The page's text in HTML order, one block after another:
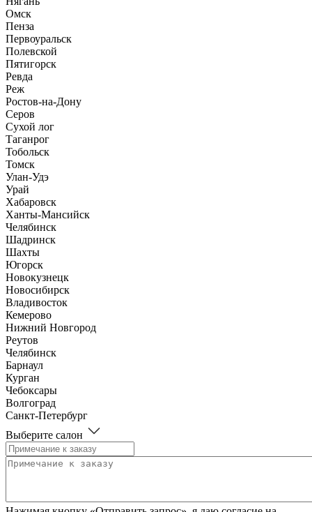
Омск
Пенза
Первоуральск
Полевской
Пятигорск
Ревда
Реж
Ростов-на-Дону
Серов
Сухой лог
Таганрог
Тобольск
Томск
Улан-Удэ
Урай
Хабаровск
Ханты-Мансийск
Челябинск
Шадринск
Шахты
Югорск
Новокузнецк
Новосибирск
Владивосток
Кемерово
Нижний Новгород
Реутов
Челябинск
Барнаул
Курган
Чебоксары
Волгоград
Санкт-Петербург
Выберите салон